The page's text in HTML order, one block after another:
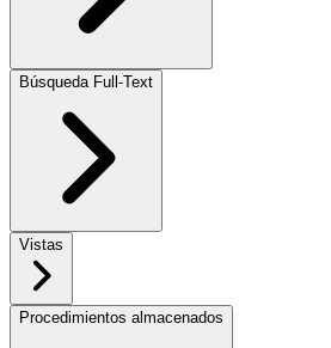
Búsqueda Full-Text
Vistas
Procedimientos almacenados